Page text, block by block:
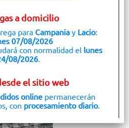
a domicilio
para Campania y Lacio:
07/08/2026
con normalidad el lunes
08/2026.
el sitio web
onlinepermanecerán
con procesamiento diario.
GLS: